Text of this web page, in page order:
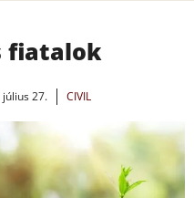
fiatalok
27. CIVIL